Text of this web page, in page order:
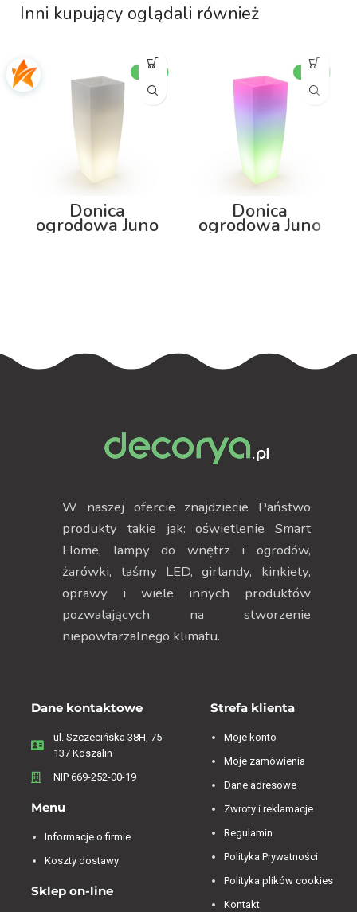
Inni kupujący oglądali również
Donica
ogrodowa Juno
Donica
ogrodowa Juno
W naszej ofercie znajdziecie Państwo
produkty takie jak: oświetlenie Smart
Home, lampy do wnętrz i ogrodów,
żarówki, taśmy LED, girlandy, kinkiety,
oprawy i wiele innych produktów
pozwalających na stworzenie
niepowtarzalnego klimatu.
Dane kontaktowe
ul. Szczecińska 38H, 75-
137 Koszalin
NIP 669-252-00-19
Menu
Informacje o firmie
Koszty dostawy
Sklep on-line
Strefa klienta
Moje konto
Moje zamówienia
Dane adresowe
Zwroty i reklamacje
Regulamin
Polityka Prywatności
Polityka plików cookies
Kontakt